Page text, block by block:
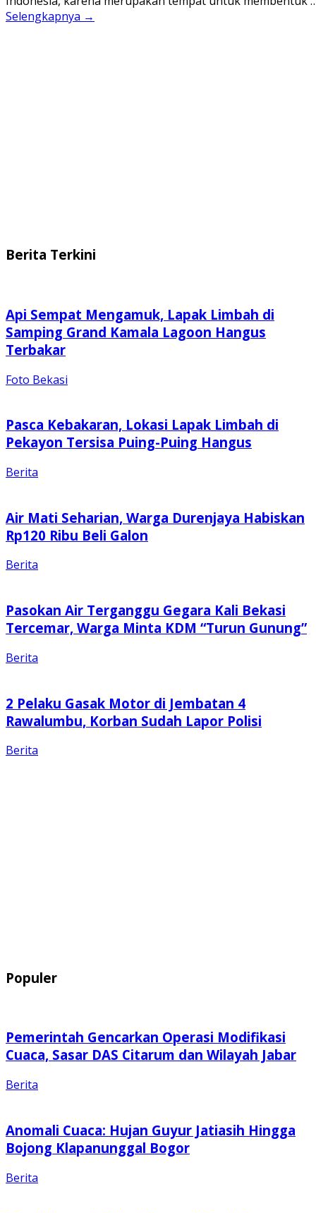
Selengkapnya →
Berita Terkini
Api Sempat Mengamuk, Lapak Limbah di
Samping Grand Kamala Lagoon Hangus
Terbakar
Foto Bekasi
Pasca Kebakaran, Lokasi Lapak Limbah di
Pekayon Tersisa Puing-Puing Hangus
Berita
Air Mati Seharian, Warga Durenjaya Habiskan
Rp120 Ribu Beli Galon
Berita
Pasokan Air Terganggu Gegara Kali Bekasi
Tercemar, Warga Minta KDM “Turun Gunung”
Berita
2 Pelaku Gasak Motor di Jembatan 4
Rawalumbu, Korban Sudah Lapor Polisi
Berita
Populer
Pemerintah Gencarkan Operasi Modifikasi
Cuaca, Sasar DAS Citarum dan Wilayah Jabar
Berita
Anomali Cuaca: Hujan Guyur Jatiasih Hingga
Bojong Klapanunggal Bogor
Berita